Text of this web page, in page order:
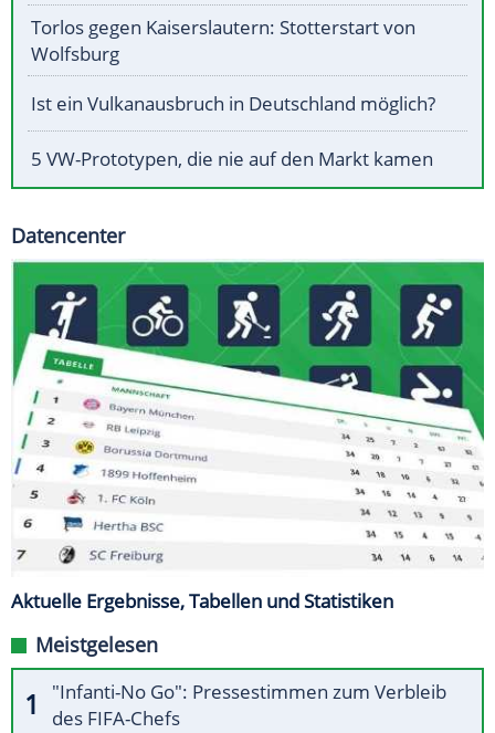
Torlos gegen Kaiserslautern: Stotterstart von
Wolfsburg
Ist ein Vulkanausbruch in Deutschland möglich?
5 VW-Prototypen, die nie auf den Markt kamen
Datencenter
Aktuelle Ergebnisse, Tabellen und Statistiken
Meistgelesen
"Infanti-No Go": Pressestimmen zum Verbleib
des FIFA-Chefs